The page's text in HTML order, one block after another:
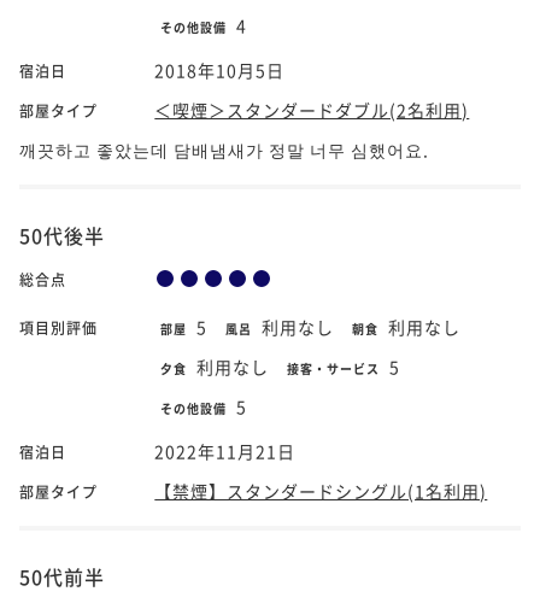
その他設備 4
宿泊日 2018年10月5日
部屋タイプ
＜喫煙＞スタンダードダブル(2名利用)
깨끗하고 좋았는데 담배냄새가 정말 너무 심했어요.
50代後半
総合点
項目別評価 部屋 5 風呂 利用なし 朝食 利用なし
夕食 利用なし 接客・サービス 5
その他設備 5
宿泊日 2022年11月21日
部屋タイプ 【禁煙】スタンダードシングル(1名利用)
50代前半